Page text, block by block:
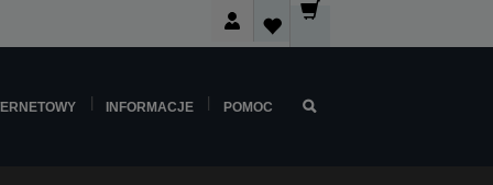
INFORMACJE POMOC